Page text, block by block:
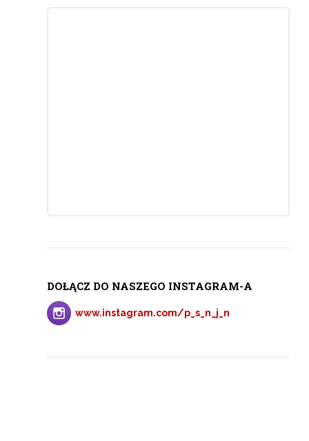
DOŁĄCZ DO NASZEGO INSTAGRAM-A
www.instagram.com/p_s_n_j_n